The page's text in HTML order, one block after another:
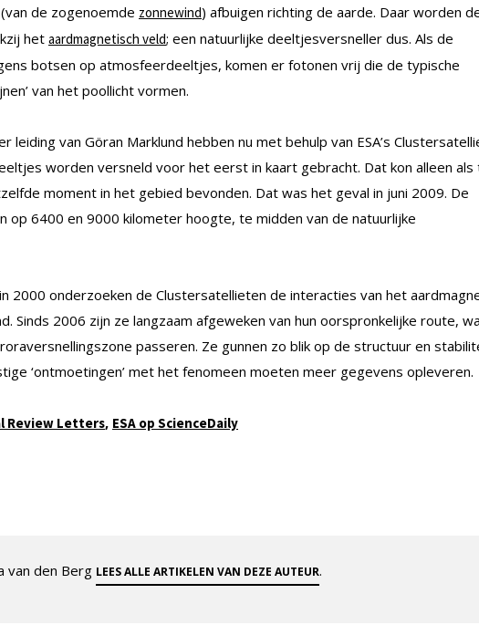
de zogenoemde zonnewind) afbuigen richting de aarde. Daar worden
het aardmagnetisch veld; een natuurlijke deeltjesversneller dus. Als de
botsen op atmosfeerdeeltjes, komen er fotonen vrij die de typische
van het poollicht vormen.
leiding van Göran Marklund hebben nu met behulp van ESA’s
worden versneld voor het eerst in kaart gebracht. Dat kon alleen als
moment in het gebied bevonden. Dat was het geval in juni 2009. De
op 6400 en 9000 kilometer hoogte, te midden van de natuurlijke
2000 onderzoeken de Clustersatellieten de interacties van het
Sinds 2006 zijn ze langzaam afgeweken van hun oorspronkelijke route,
passeren. Ze gunnen zo blik op de structuur en
‘ontmoetingen’ met het fenomeen moeten meer gegevens opleveren.
Review Letters, ESA op ScienceDaily
van den Berg LEES ALLE ARTIKELEN VAN DEZE AUTEUR.